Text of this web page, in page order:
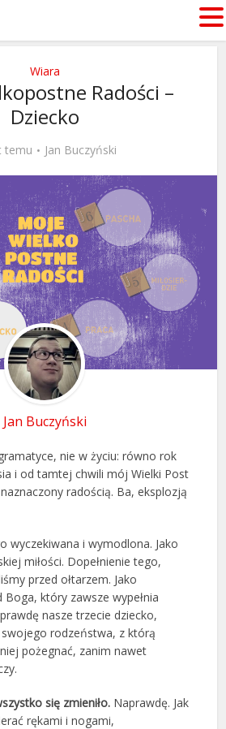
Wiara
Radości –
Dziecko
temu Jan Buczyński
Jan Buczyński
nie w życiu: równo rok
i od tamtej chwili mój Wielki Post
radością. Ba, eksplozją
wyczekiwana i wymodlona. Jako
miłości. Dopełnienie tego,
przed ołtarzem. Jako
Boga, który zawsze wypełnia
nasze trzecie dziecko,
rodzeństwa, z którą
pożegnać, zanim nawet
się zmieniło. Naprawdę. Jak
rękami i nogami,